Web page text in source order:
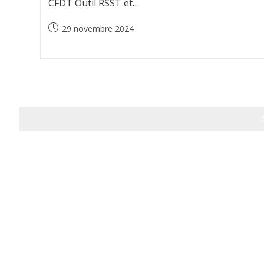
CFDT Outil RSST et…
Publication
29 novembre 2024